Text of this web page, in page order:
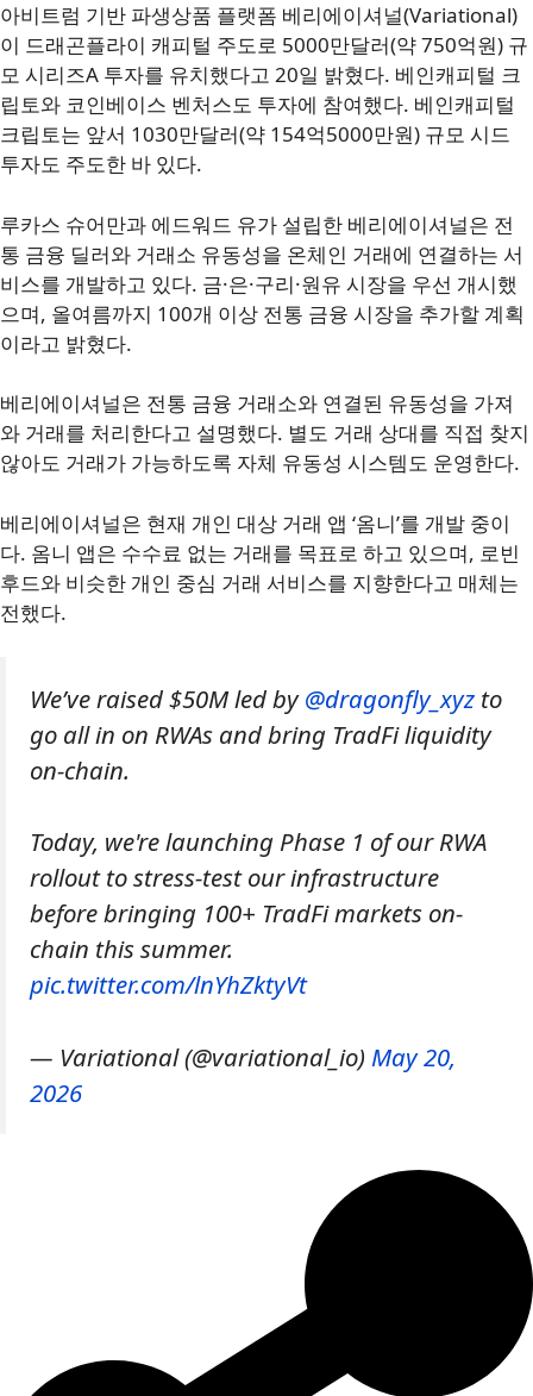
아비트럼 기반 파생상품 플랫폼 베리에이셔널(Variational)
이 드래곤플라이 캐피털 주도로 5000만달러(약 750억원) 규
모 시리즈A 투자를 유치했다고 20일 밝혔다. 베인캐피털 크
립토와 코인베이스 벤처스도 투자에 참여했다. 베인캐피털
크립토는 앞서 1030만달러(약 154억5000만원) 규모 시드
투자도 주도한 바 있다.
루카스 슈어만과 에드워드 유가 설립한 베리에이셔널은 전
통 금융 딜러와 거래소 유동성을 온체인 거래에 연결하는 서
비스를 개발하고 있다. 금·은·구리·원유 시장을 우선 개시했
으며, 올여름까지 100개 이상 전통 금융 시장을 추가할 계획
이라고 밝혔다.
베리에이셔널은 전통 금융 거래소와 연결된 유동성을 가져
와 거래를 처리한다고 설명했다. 별도 거래 상대를 직접 찾지
않아도 거래가 가능하도록 자체 유동성 시스템도 운영한다.
베리에이셔널은 현재 개인 대상 거래 앱 ‘옴니’를 개발 중이
다. 옴니 앱은 수수료 없는 거래를 목표로 하고 있으며, 로빈
후드와 비슷한 개인 중심 거래 서비스를 지향한다고 매체는
전했다.
We’ve raised $50M led by@dragonfly_xyz to
go all in on RWAs and bring TradFi liquidity
on-chain.
Today, we're launching Phase 1 of our RWA
rollout to stress-test our infrastructure
before bringing 100+ TradFi markets on-
chain this summer.
pic.twitter.com/lnYhZktyVt
— Variational (@variational_io) May 20,
2026